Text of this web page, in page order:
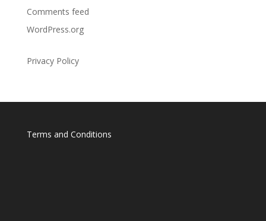
Comments feed
WordPress.org
Privacy Policy
Terms and Conditions